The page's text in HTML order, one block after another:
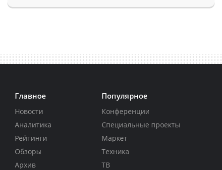
Главное
Новости
Аналитика
Рейтинги
Обзоры
Архив
Популярное
Конференции
Специальные проекты
Маркет
Техника
ТВ